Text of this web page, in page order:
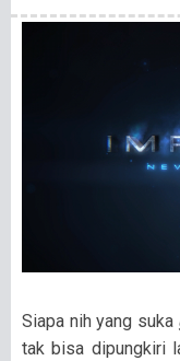
Siapa nih yang suka
tak bisa dipungkiri